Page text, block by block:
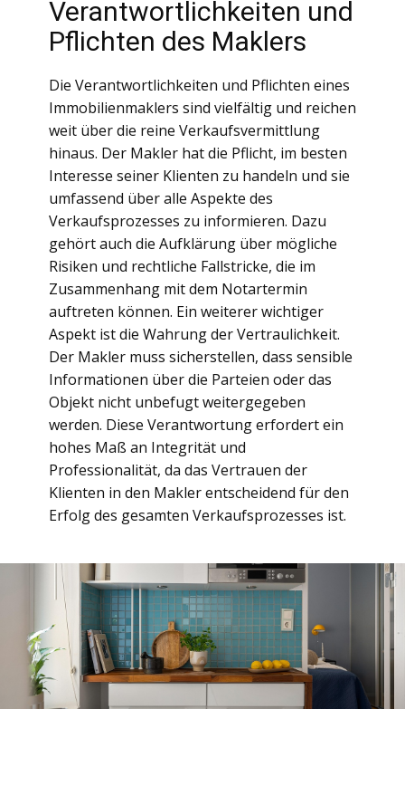
Verantwortlichkeiten und
Pflichten des Maklers
Die Verantwortlichkeiten und Pflichten eines
Immobilienmaklers sind vielfältig und reichen
weit über die reine Verkaufsvermittlung
hinaus. Der Makler hat die Pflicht, im besten
Interesse seiner Klienten zu handeln und sie
umfassend über alle Aspekte des
Verkaufsprozesses zu informieren. Dazu
gehört auch die Aufklärung über mögliche
Risiken und rechtliche Fallstricke, die im
Zusammenhang mit dem Notartermin
auftreten können. Ein weiterer wichtiger
Aspekt ist die Wahrung der Vertraulichkeit.
Der Makler muss sicherstellen, dass sensible
Informationen über die Parteien oder das
Objekt nicht unbefugt weitergegeben
werden. Diese Verantwortung erfordert ein
hohes Maß an Integrität und
Professionalität, da das Vertrauen der
Klienten in den Makler entscheidend für den
Erfolg des gesamten Verkaufsprozesses ist.